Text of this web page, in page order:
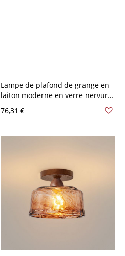
Lampe de plafond de grange en
laiton moderne en verre nervuré
clair 1 ampoule luminaire semi-
encastré pour couloir
76,31 €